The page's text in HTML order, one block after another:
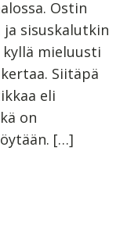
Ostin
sisuskalutkin
mieluusti
Siitäpä
eli
on
[…]